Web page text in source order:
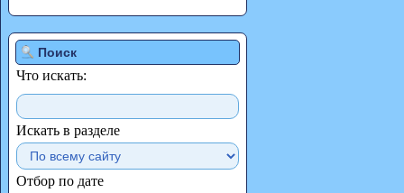
Поиск
Что искать:
Искать в разделе
Отбор по дате